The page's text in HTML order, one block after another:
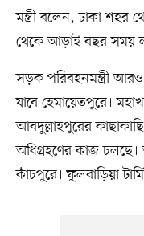
মন্ত্রী বলেন, ঢাকা শহর
থেকে আড়াই বছর সময়
সড়ক পরিবহনমন্ত্রী আরও
যাবে হেমায়েতপুরে।
আবদুল্লাহপুরের
অধিগ্রহণের কাজ চলছে।
কাঁচপুরে। ফুলবাড়িয়া